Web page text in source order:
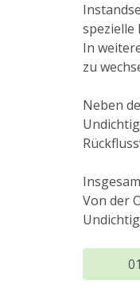
spezielle
In
zu
Neben
Von der